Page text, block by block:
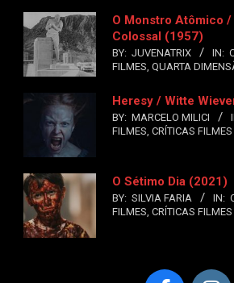
O Monstro Atômico
Colossal (1957)
BY: JUVENATRIX IN:
FILMES, QUARTA
Heresy / Witte
BY: MARCELO MILICI
FILMES, CRÍTICAS FILMES
O Sétimo Dia (2021)
BY: SILVIA FARIA IN:
FILMES, CRÍTICAS FILMES